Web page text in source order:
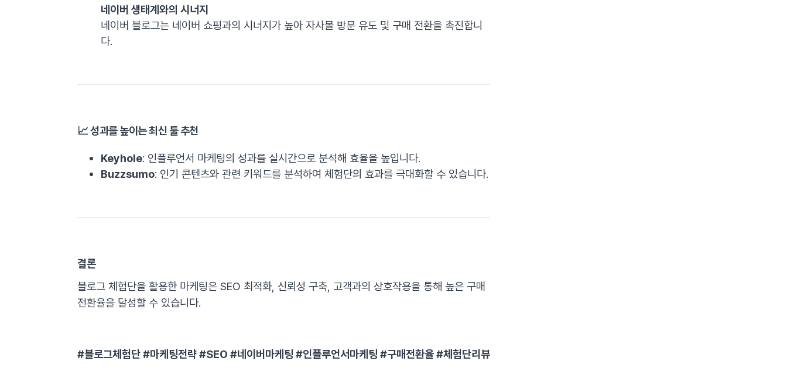
네이버 생태계와의 시너지
네이버 블로그는 네이버 쇼핑과의 시너지가 높아 자사몰 방문 유도 및 구매 전환을 촉진합니
다.
📈 성과를 높이는 최신 툴 추천
Keyhole: 인플루언서 마케팅의 성과를 실시간으로 분석해 효율을 높입니다.
Buzzsumo: 인기 콘텐츠와 관련 키워드를 분석하여 체험단의 효과를 극대화할 수 있습니다.
결론
블로그 체험단을 활용한 마케팅은 SEO 최적화, 신뢰성 구축, 고객과의 상호작용을 통해 높은 구매
전환율을 달성할 수 있습니다.
#블로그체험단 #마케팅전략 #SEO #네이버마케팅 #인플루언서마케팅 #구매전환율 #체험단리뷰